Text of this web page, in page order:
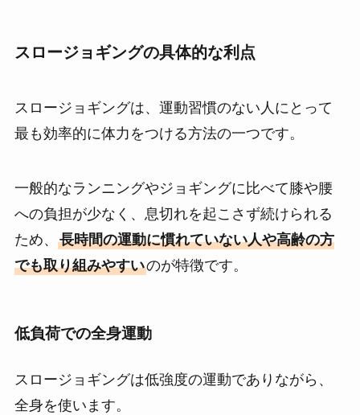
スロージョギングの具体的な利点
スロージョギングは、運動習慣のない人にとって
最も効率的に体力をつける方法の一つです。
一般的なランニングやジョギングに比べて膝や腰
への負担が少なく、息切れを起こさず続けられる
ため、 長時間の運動に慣れていない人や高齢の方
でも取り組みやすいのが特徴です。
低負荷での全身運動
スロージョギングは低強度の運動でありながら、
全身を使います。